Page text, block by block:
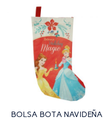
BOLSA BOTA NAVIDEÑA